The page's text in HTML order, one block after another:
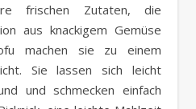
frischen Zutaten, die
aus knackigem Gemüse
machen sie zu einem
Sie lassen sich leicht
und schmecken einfach